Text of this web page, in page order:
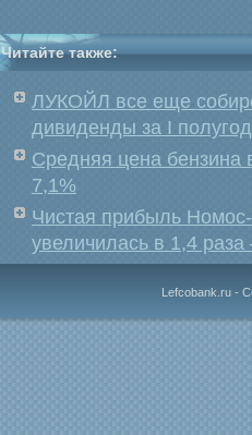
Читайте также:
ЛУКОЙЛ все еще
дивиденды за I
Средняя цена
7,1%
Чистая прибыль
увеличилась в 1,4
Lefcobank.ru -